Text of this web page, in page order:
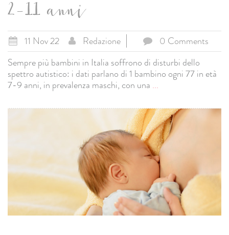
2-11 anni
11 Nov 22 Redazione
0 Comments
Sempre più bambini in Italia soffrono di disturbi dello
spettro autistico: i dati parlano di 1 bambino ogni 77 in età
7-9 anni, in prevalenza maschi, con una ...